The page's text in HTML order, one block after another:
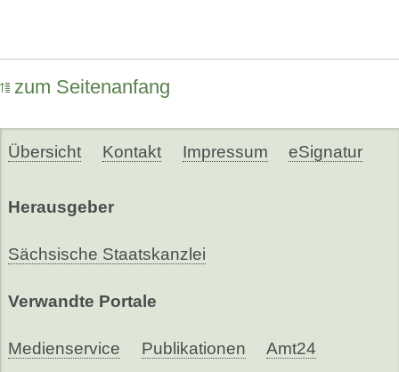
zum Seitenanfang
Übersicht Kontakt Impressum eSignatur
Herausgeber
Sächsische Staatskanzlei
Verwandte Portale
Medienservice Publikationen Amt24